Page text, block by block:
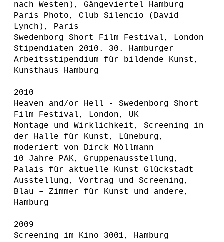
nach Westen), Gängeviertel Hamburg
Paris Photo, Club Silencio (David
Lynch), Paris
Swedenborg Short Film Festival, London
Stipendiaten 2010. 30. Hamburger
Arbeitsstipendium für bildende Kunst,
Kunsthaus Hamburg
2010
Heaven and/or Hell - Swedenborg Short
Film Festival, London, UK
Montage und Wirklichkeit, Screening in
der Halle für Kunst, Lüneburg,
moderiert von Dirck Möllmann
10 Jahre PAK, Gruppenausstellung,
Palais für aktuelle Kunst Glückstadt
Ausstellung, Vortrag und Screening,
Blau – Zimmer für Kunst und andere,
Hamburg
2009
Screening im Kino 3001, Hamburg